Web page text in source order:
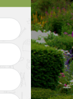
Pose de clôture